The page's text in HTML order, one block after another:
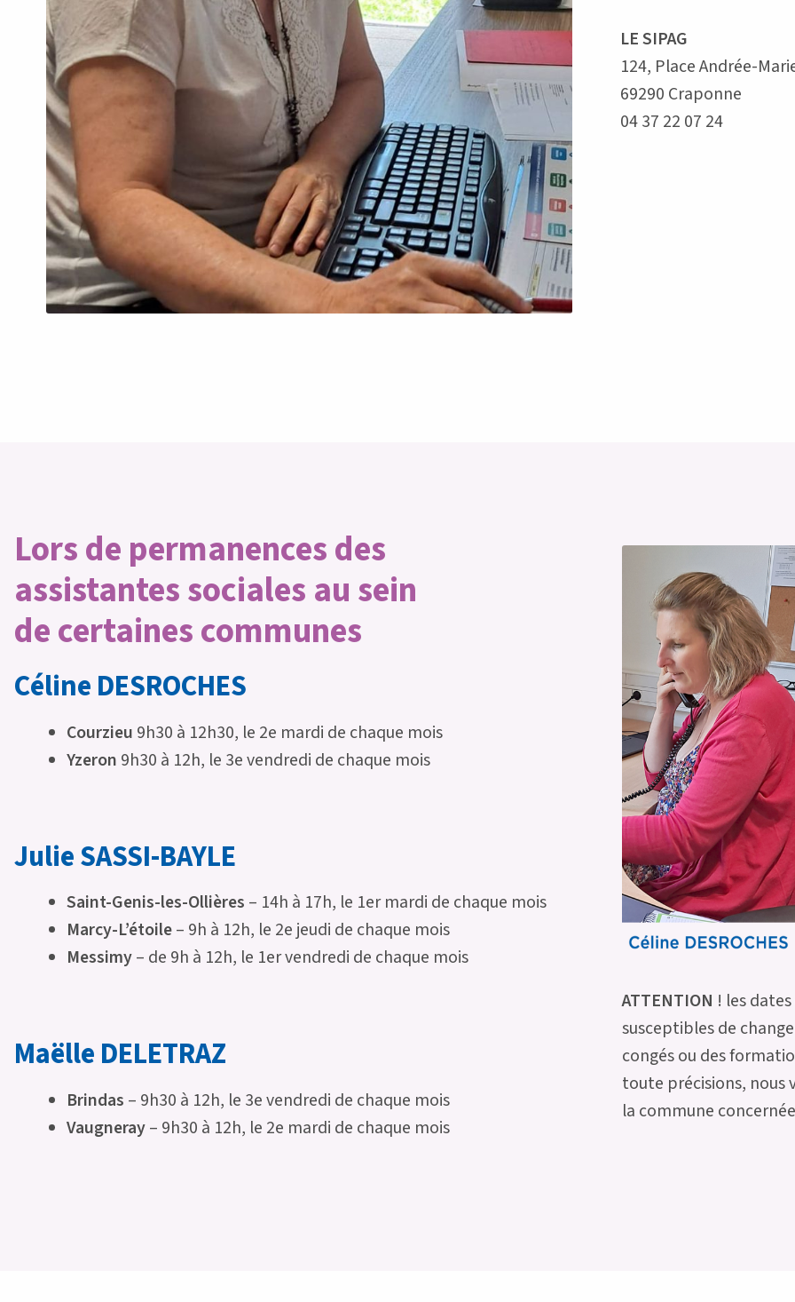
LE SIPAG
124, Place Andrée-
69290 Craponne
04 37 22 07 24
Lors de permanences des
assistantes sociales au sein
de certaines communes
Céline DESROCHES
Courzieu 9h30 à 12h30, le 2e mardi de chaque mois
Yzeron 9h30 à 12h, le 3e vendredi de chaque mois
Julie SASSI-BAYLE
Saint-Genis-les-Ollières – 14h à 17h, le 1er mardi de chaque mois
Marcy-L’étoile– 9h à 12h, le 2e jeudi de chaque mois
Messimy– de 9h à 12h, le 1er vendredi de chaque mois
Maëlle DELETRAZ
Brindas – 9h30 à 12h, le 3e vendredi de chaque mois
Vaugneray– 9h30 à 12h, le 2e mardi de chaque mois
ATTENTION ! les
susceptibles de
congés ou des
toute précisions, nous
la commune